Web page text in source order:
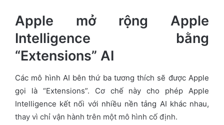
a
n
m
a
i
l
Apple mở rộng Apple
Intelligence bằng
“Extensions” AI
Các mô hình AI bên thứ ba tương thích sẽ được Apple
gọi là “Extensions”. Cơ chế này cho phép Apple
Intelligence kết nối với nhiều nền tảng AI khác nhau,
thay vì chỉ vận hành trên một mô hình cố định.